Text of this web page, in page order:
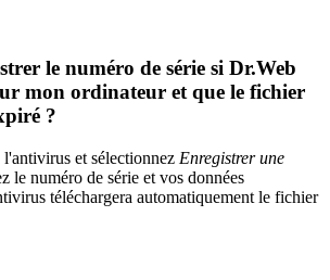
le numéro de série si Dr.Web
mon ordinateur et que le fichier
?
et sélectionnez Enregistrer une
le numéro de série et vos données
téléchargera automatiquement le fichier